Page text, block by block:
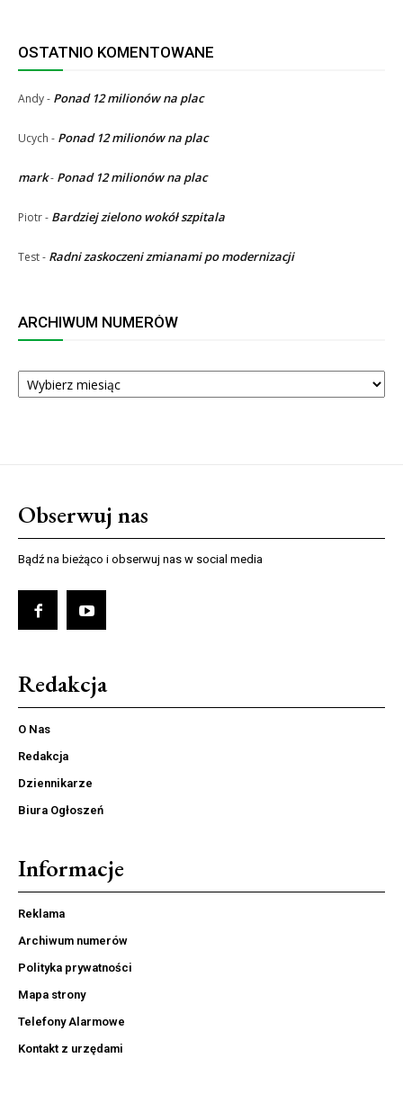
OSTATNIO KOMENTOWANE
Andy- Ponad 12 milionów na plac
Ucych - Ponad 12 milionów na plac
mark- Ponad 12 milionów na plac
Piotr- Bardziej zielono wokół szpitala
Test- Radni zaskoczeni zmianami po modernizacji
ARCHIWUM NUMERÓW
ARCHIWUM
NUMERÓW
Obserwuj nas
Bądź na bieżąco i obserwuj nas w social media
Redakcja
O Nas
Redakcja
Dziennikarze
Biura Ogłoszeń
Informacje
Reklama
Archiwum numerów
Polityka prywatności
Mapa strony
Telefony Alarmowe
Kontakt z urzędami